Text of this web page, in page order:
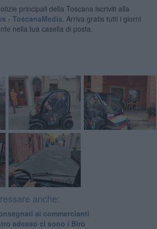
principali della Toscana iscriviti alla
- ToscanaMedia. Arriva gratis tutti i giorni
nella tua casella di posta.
anche:
ai commercianti
adesso ci sono i Birò